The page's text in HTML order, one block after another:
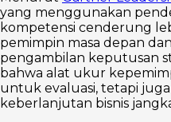
yang menggunakan
kompetensi cenderung
pemimpin masa depan
pengambilan keputusan
bahwa alat ukur
untuk evaluasi, tetapi
keberlanjutan bisnis